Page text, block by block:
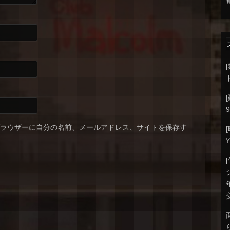
ウザーに自分の名前、メールアドレス、サイトを保存す
[
[
[
[